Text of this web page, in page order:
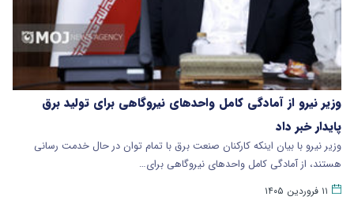
وزیر نیرو از آمادگی کامل واحدهای نیروگاهی برای تولید برق
پایدار خبر داد
وزیر نیرو با بیان اینکه کارکنان صنعت برق با تمام توان در حال خدمت رسانی
هستند، از آمادگی کامل واحدهای نیروگاهی برای…
۱۱ فروردین ۱۴۰۵